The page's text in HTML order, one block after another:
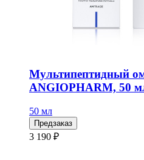
Мультипептидный
ANGIOPHARM, 50
50 мл
Предзаказ
3 190 ₽